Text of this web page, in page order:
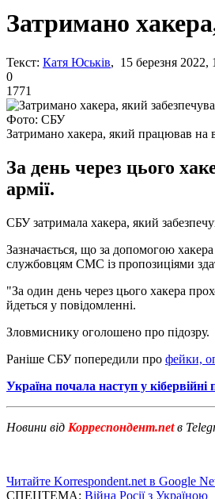
Затримано
Текст: Катя Юськів, 15 березня 2022,
0
1771
Фото: СБУ
Затримано хакера, який працював на
За день через цього
армії.
СБУ затримала хакера, який
Зазначається, що за допомогою
службовцям СМС із пропозиціями
"За один день через цього хакера
йдеться у повідомленні.
Зловмиснику оголошено про підозру.
Раніше СБУ попередили про фейки,
Україна почала наступ у
Новини від Корреспондент.netв
Читайте Korrespondent.net в Google
СПЕЦТЕМА: Війна Росії з Україною